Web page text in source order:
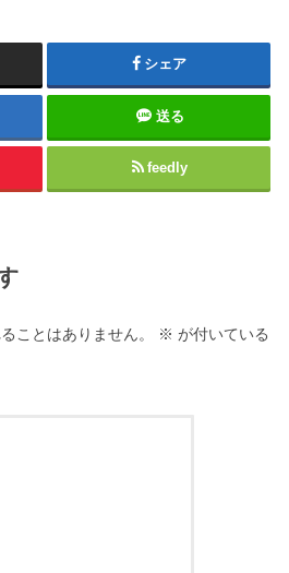
シェア
送る
feedly
ことはありません。 ※ が付いている